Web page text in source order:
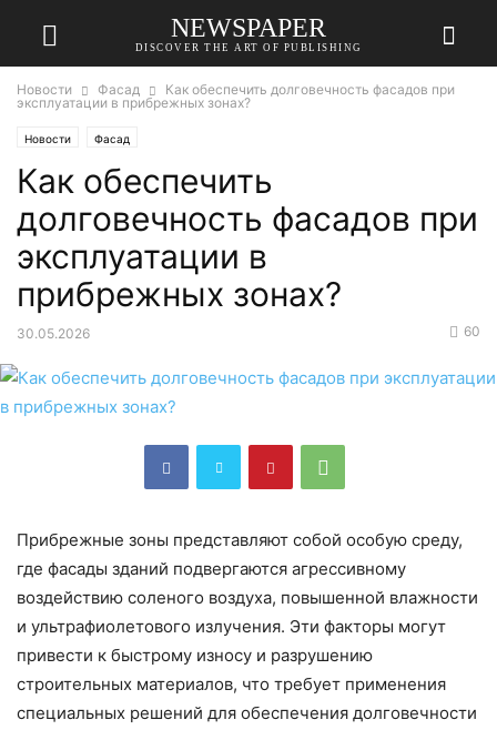
NEWSPAPER
DISCOVER THE ART OF PUBLISHING
Новости Фасад
Как обеспечить долговечность фасадов при
эксплуатации в прибрежных зонах?
Новости Фасад
Как обеспечить
долговечность фасадов при
эксплуатации в
прибрежных зонах?
30.05.2026 60
Прибрежные зоны представляют собой особую среду,
где фасады зданий подвергаются агрессивному
воздействию соленого воздуха, повышенной влажности
и ультрафиолетового излучения. Эти факторы могут
привести к быстрому износу и разрушению
строительных материалов, что требует применения
специальных решений для обеспечения долговечности